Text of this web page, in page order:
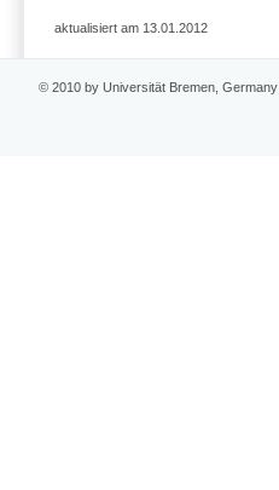
aktualisiert am 13.01.2012
© 2010 by Universität Bremen, Germany